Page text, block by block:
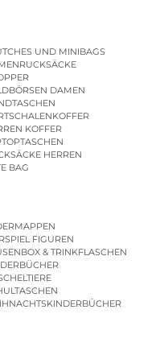
UND MINIBAGS
DAMEN
KOFFER
HERREN
BAG
FIGUREN
& TRINKFLASCHEN